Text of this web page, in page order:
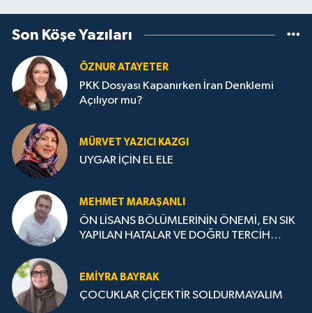
Son Köşe Yazıları
ÖZNUR ATAYETER
PKK Dosyası Kapanırken İran Denklemi
Açılıyor mu?
MÜRVET YAZICI KAZGI
UYGAR İÇİN EL ELE
MEHMET MARAŞANLI
ÖN LİSANS BÖLÜMLERİNİN ÖNEMİ, EN SIK
YAPILAN HATALAR VE DOĞRU TERCİH
EMIYRA BAYRAK
ÇOCUKLAR ÇİÇEKTİR SOLDURMAYALIM